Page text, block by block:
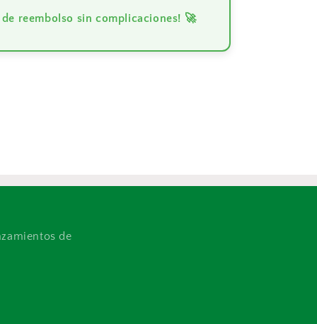
de reembolso sin complicaciones! 🚀
de